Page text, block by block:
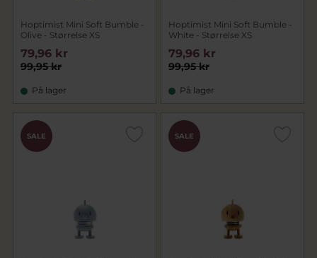
Hoptimist Mini Soft Bumble -
Olive - Størrelse XS
99,95 kr
79,96 kr
På lager
Hoptimist Mini Soft Bumble -
White - Størrelse XS
99,95 kr
79,96 kr
På lager
SALE SALE